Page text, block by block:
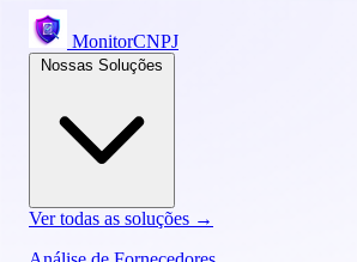
MonitorCNPJ
Ver todas as soluções →